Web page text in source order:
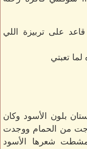
على تربيزة اللي
تعبتي
بلون الأسود وكان
من الحمام ووجدت
شعرها الأسود